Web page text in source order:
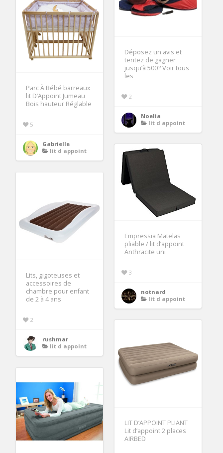
Déposez un avis et
tentez de gagner
jusqu’à 500? Voir tous
les
2
Noelia
lit d appoint
Parc À Bébé barreaux
lit D’Appoint Jumeau
Bois hauteur Réglable
5
Gabrielle
lit d appoint
Empressia Matelas
pliable / lit d’appoint
Anthracite uni
3
notnard
lit d appoint
Lits, gigoteuses et
accessoires de
chambre pour enfant
de 2 à 4 ans
2
rushmar
lit d appoint
LIT D’APPOINT PLIANT
Lit d’appoint 2 places
AIRBED